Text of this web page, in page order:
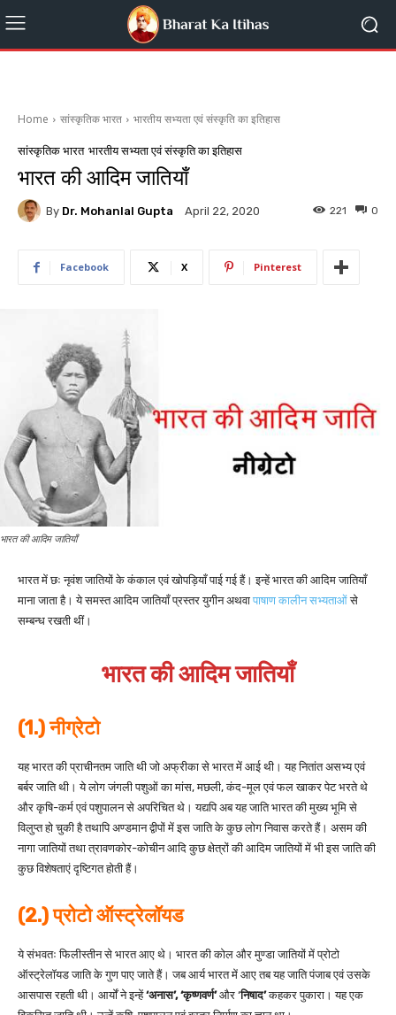
Home सांस्कृतिक भारत भारतीय सभ्यता एवं संस्कृति का इतिहास
सांस्कृतिक भारत भारतीय सभ्यता एवं संस्कृति का इतिहास
भारत की आदिम जातियाँ
By Dr. Mohanlal Gupta April 22, 2020 0
221
Facebook X Pinterest
भारत की आदिम जातियाँ
भारत में छः नृवंश जातियों के कंकाल एवं खोपड़ियाँ पाई गई हैं। इन्हें भारत की आदिम जातियाँ
माना जाता है। ये समस्त आदिम जातियाँ प्रस्तर युगीन अथवा पाषाण कालीन सभ्यताओंसे
सम्बन्ध रखती थीं।
भारत की आदिम जातियाँ
(1.) नीग्रेटो
यह भारत की प्राचीनतम जाति थी जो अफ्रीका से भारत में आई थी। यह नितांत असभ्य एवं
बर्बर जाति थी। ये लोग जंगली पशुओं का मांस, मछली, कंद-मूल एवं फल खाकर पेट भरते थे
और कृषि-कर्म एवं पशुपालन से अपरिचित थे। यद्यपि अब यह जाति भारत की मुख्य भूमि से
विलुप्त हो चुकी है तथापि अण्डमान द्वीपों में इस जाति के कुछ लोग निवास करते हैं। असम की
नागा जातियों तथा त्रावणकोर-कोचीन आदि कुछ क्षेत्रों की आदिम जातियों में भी इस जाति की
कुछ विशेषताएं दृष्टिगत होती हैं।
(2.) प्रोटो ऑस्ट्रेलॉयड
ये संभवतः फिलीस्तीन से भारत आए थे। भारत की कोल और मुण्डा जातियों में प्रोटो
ऑस्ट्रेलॉयड जाति के गुण पाए जाते हैं। जब आर्य भारत में आए तब यह जाति पंजाब एवं उसके
आसपास रहती थी। आर्यों ने इन्हें‘अनास’, ‘कृष्णवर्ण’और ‘निषाद’कहकर पुकारा। यह एक